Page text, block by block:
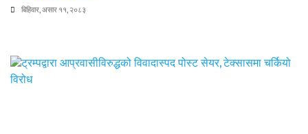
बिहिवार, असार ११, २०८३